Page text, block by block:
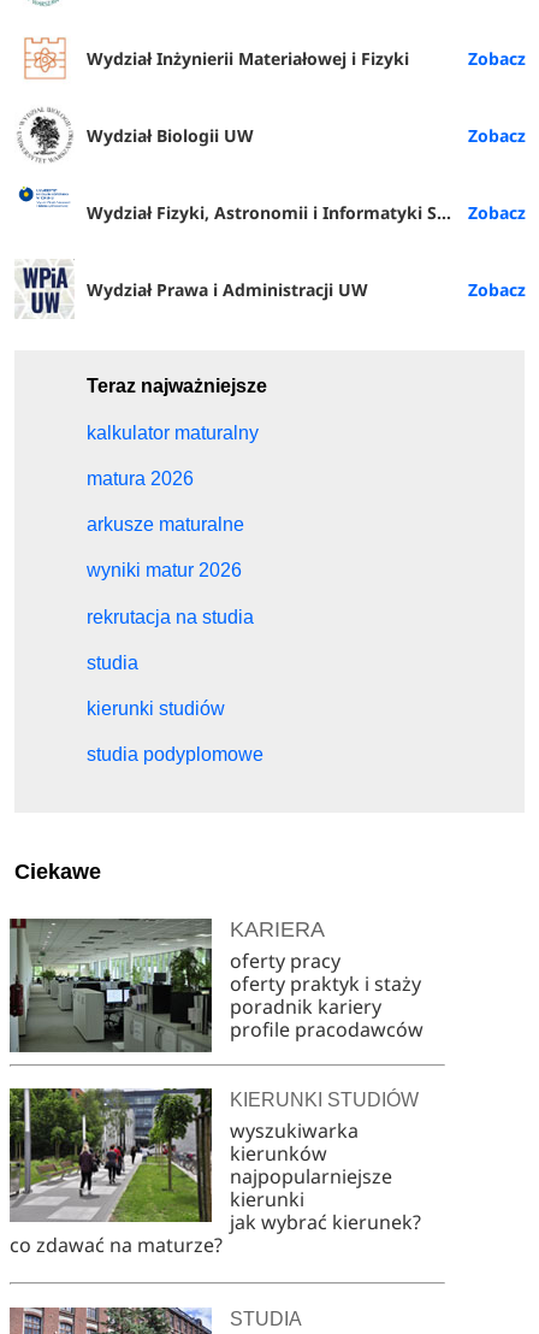
Wydział Inżynierii Materiałowej i Fizyki
Wydział Biologii UW
Wydział Fizyki, Astronomii i Informatyki Stosowanej
Wydział Prawa i Administracji UW
Teraz najważniejsze
kalkulator maturalny
matura 2026
arkusze maturalne
wyniki matur 2026
rekrutacja na studia
studia
kierunki studiów
studia podyplomowe
Ciekawe
KARIERA
oferty pracy
oferty praktyk i staży
poradnik kariery
profile pracodawców
KIERUNKI STUDIÓW
wyszukiwarka
kierunków
najpopularniejsze
kierunki
jak wybrać kierunek?
co zdawać na maturze?
STUDIA